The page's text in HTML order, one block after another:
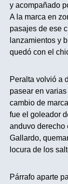
y acompañado
A la marca en
pasajes de ese
lanzamientos y
quedó con el
Peralta volvió a
pasear en
cambio de
fue el goleador
anduvo derecho
Gallardo,
locura de los
Párrafo aparte